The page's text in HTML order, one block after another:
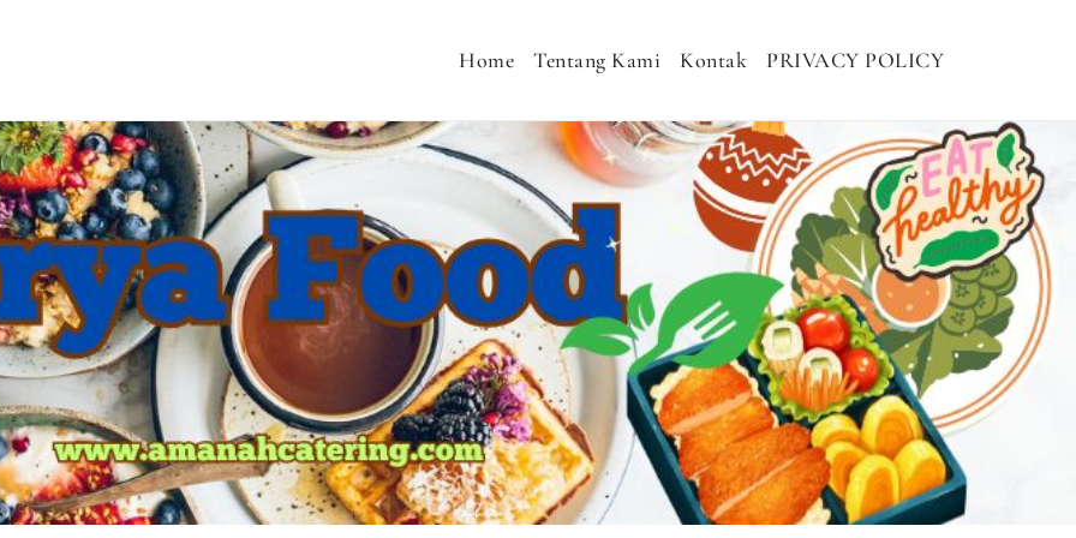
MENU SEHAT, CATERING PERNIKAHAN, JASA AQIQAH MURAH, NASI KOTAK SEHAT, NASI
Home Tentang Kami Kontak PRIVACY POLICY